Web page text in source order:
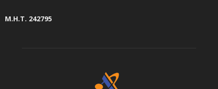
Μ.Η.Τ. 242795